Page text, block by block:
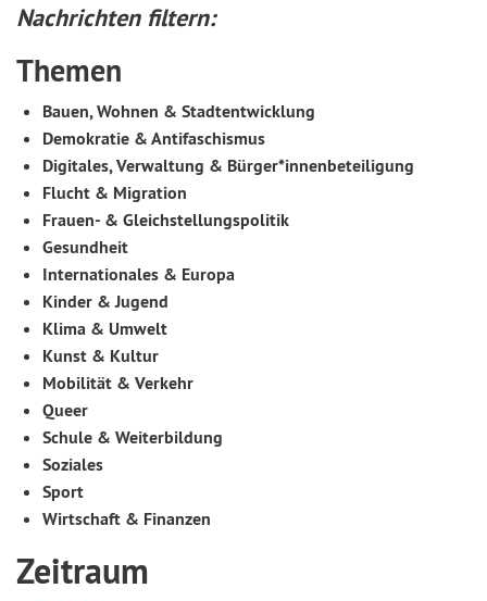
Nachrichten filtern:
Themen
Bauen, Wohnen & Stadtentwicklung
Demokratie & Antifaschismus
Digitales, Verwaltung & Bürger*innenbeteiligung
Flucht & Migration
Frauen- & Gleichstellungspolitik
Gesundheit
Internationales & Europa
Kinder & Jugend
Klima & Umwelt
Kunst & Kultur
Mobilität & Verkehr
Queer
Schule & Weiterbildung
Soziales
Sport
Wirtschaft & Finanzen
Zeitraum